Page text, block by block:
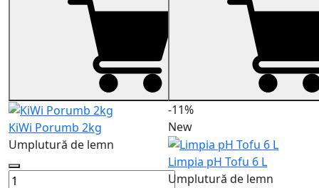
KiWi Porumb 2kg
Umplutură de lemn
-11%
New
Limpia pH Tofu 6 L
Umplutură de lemn